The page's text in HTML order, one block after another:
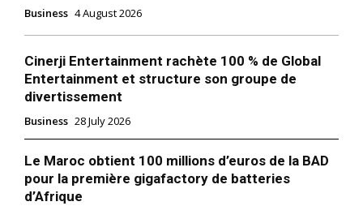
Business 4 August 2026
Cinerji Entertainment rachète 100 % de Global
Entertainment et structure son groupe de
divertissement
Business 28 July 2026
Le Maroc obtient 100 millions d’euros de la BAD
pour la première gigafactory de batteries
d’Afrique